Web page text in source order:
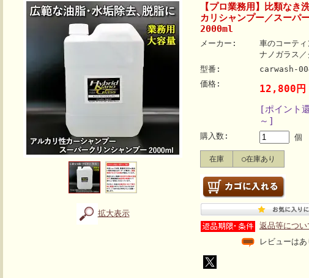
拡大表示
【プロ業務用】比類なき
カリシャンプー／スーパ
2000ml
メーカー:
車のコーテ
ナノガラス
型番:
carwash-
価格:
12,800円
[ポイント
～]
購入数: 個
在庫 ○在庫あり
返品等につ
レビューは